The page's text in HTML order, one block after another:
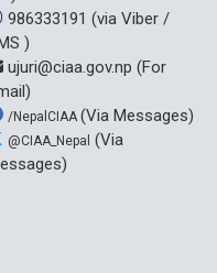
986333191 (via Viber /
)
ujuri@ciaa.gov.np (For
/NepalCIAA (Via Messages)
@CIAA_Nepal (Via